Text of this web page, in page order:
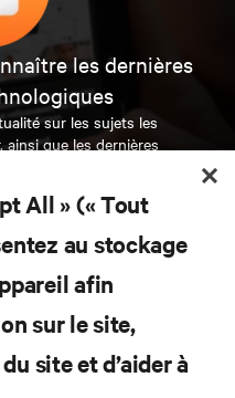
les dernières
sur les sujets les
que les dernières
critiques.
All » (« Tout
au stockage
afin
sur le site,
site et d’aider à